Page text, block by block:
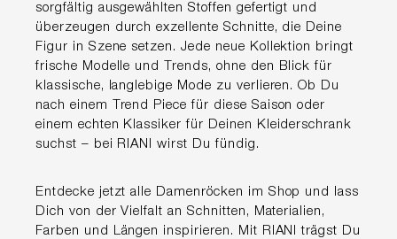
sorgfältig ausgewählten Stoffen gefertigt und
überzeugen durch exzellente Schnitte, die Deine
Figur in Szene setzen. Jede neue Kollektion bringt
frische Modelle und Trends, ohne den Blick für
klassische, langlebige Mode zu verlieren. Ob Du
nach einem Trend Piece für diese Saison oder
einem echten Klassiker für Deinen Kleiderschrank
suchst – bei RIANI wirst Du fündig.
Entdecke jetzt alle Damenröcken im Shop und lass
Dich von der Vielfalt an Schnitten, Materialien,
Farben und Längen inspirieren. Mit RIANI trägst Du